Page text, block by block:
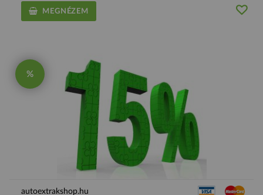
MEGNÉZEM
%
autoextrakshop.hu